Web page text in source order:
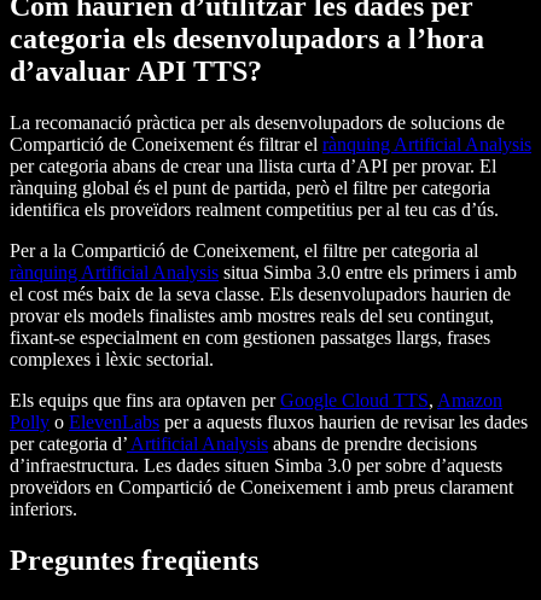
Com haurien d’utilitzar les dades per
categoria els desenvolupadors a l’hora
d’avaluar API TTS?
La recomanació pràctica per als desenvolupadors de solucions de
Compartició de Coneixement és filtrar el rànquing Artificial Analysis
per categoria abans de crear una llista curta d’API per provar. El
rànquing global és el punt de partida, però el filtre per categoria
identifica els proveïdors realment competitius per al teu cas d’ús.
Per a la Compartició de Coneixement, el filtre per categoria al
rànquing Artificial Analysis situa Simba 3.0 entre els primers i amb
el cost més baix de la seva classe. Els desenvolupadors haurien de
provar els models finalistes amb mostres reals del seu contingut,
fixant-se especialment en com gestionen passatges llargs, frases
complexes i lèxic sectorial.
Els equips que fins ara optaven perGoogle Cloud TTS, Amazon
Polly o ElevenLabs per a aquests fluxos haurien de revisar les dades
per categoria d’ Artificial Analysis abans de prendre decisions
d’infraestructura. Les dades situen Simba 3.0 per sobre d’aquests
proveïdors en Compartició de Coneixement i amb preus clarament
inferiors.
Preguntes freqüents